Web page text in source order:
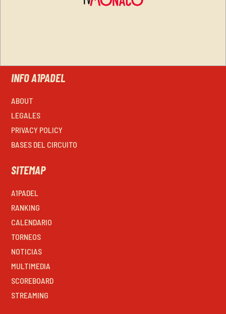
INFO A1PADEL
ABOUT
LEGALES
PRIVACY POLICY
BASES DEL CIRCUITO
SITEMAP
A1PADEL
RANKING
CALENDARIO
TORNEOS
NOTICIAS
MULTIMEDIA
SCOREBOARD
STREAMING